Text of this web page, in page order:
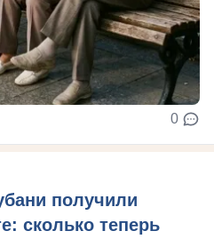
0
получили
сколько теперь